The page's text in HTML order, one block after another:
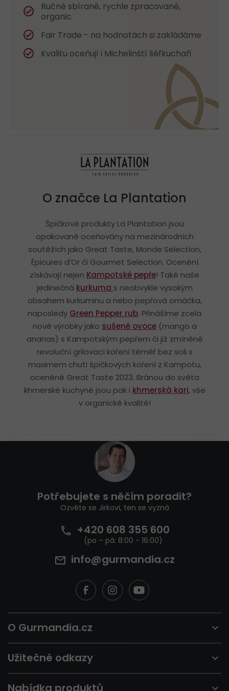
Ručně sbírané, rychle zpracované,
organic
Fair Trade - na hodnotách si zakládáme
Kvalitu oceňují i Michelinští šéfkuchaři
O značce La Plantation
Špičkové produkty La Plantation jsou
opakovaně oceňovány na mezinárodních
soutěžích jako Great Taste, Monde Selection,
Épicures d’Or či Gourmet Selection. Ocenění
získávají nejen Kampotské pepře! Také naše
jedinečná kurkuma s neobvykle vysokým
obsahem kurkuminu a nebo pepřová omáčka,
naposledy Green Pepper rub. Přinášíme zcela
nové výrobky jako sušené ovoce(mango a
ananas) s Kampotským pepřem či již zmíněné
revoluční grilovací koření téměř bez soli s
maximem chuti špičkových koření z Kampotu,
oceněné Great Taste 2023. Bránou do světa
khmerské kuchyně jsou pak i khmerská kari, vše
v organické kvalitě!
Potřebujete s něčím poradit?
Ozvěte se Jirkovi, ten se vyzná
+420 608 355 600
info@gurmandia.cz
O Gurmandia.cz
Užitečné odkazy
Nabídka produktů